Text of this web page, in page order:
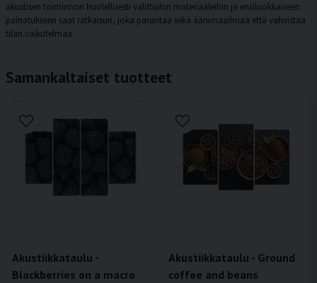
akustisen toiminnon huolellisesti valittuihin materiaaleihin ja ensiluokkaiseen
painatukseen saat ratkaisun, joka parantaa sekä äänimaailmaa että vahvistaa
tilan vaikutelmaa.
Samankaltaiset tuotteet
Akustiikkataulu -
Blackberries on a macro
Akustiikkataulu - Ground
coffee and beans